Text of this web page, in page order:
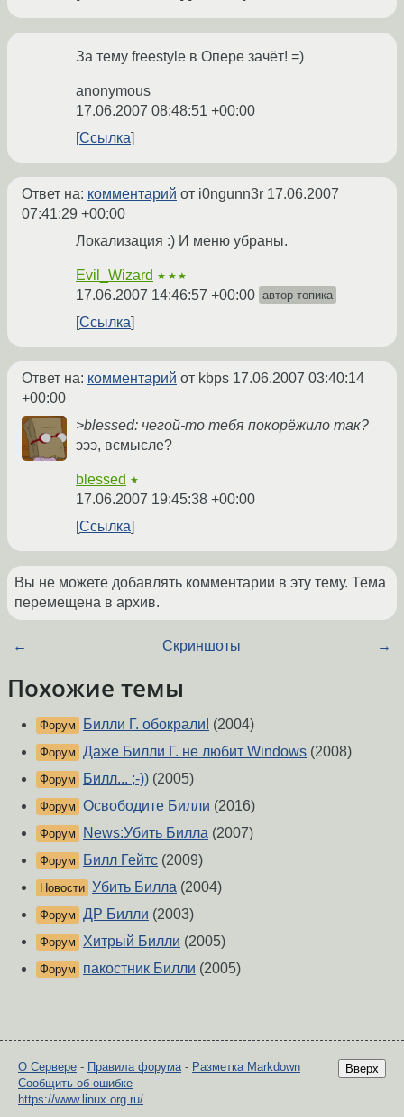
За тему freestyle в Опере зачёт! =)
anonymous
17.06.2007 08:48:51 +00:00
Ссылка
Ответ на: комментарий от i0ngunn3r 17.06.2007
07:41:29 +00:00
Локализация :) И меню убраны.
Evil_Wizard ★★★
17.06.2007 14:46:57 +00:00 автор топика
Ссылка
Ответ на: комментарий от kbps 17.06.2007 03:40:14
+00:00
>blessed: чегой-то тебя покорёжило так?
эээ, всмысле?
blessed ★
17.06.2007 19:45:38 +00:00
Ссылка
Вы не можете добавлять комментарии в эту тему. Тема
перемещена в архив.
← Скриншоты →
Похожие темы
Форум Билли Г. обокрали! (2004)
Форум Даже Билли Г. не любит Windows (2008)
Форум Билл... ;-)) (2005)
Форум Освободите Билли (2016)
Форум News:Убить Билла (2007)
Форум Билл Гейтс (2009)
Новости Убить Билла (2004)
Форум ДР Билли (2003)
Форум Хитрый Билли (2005)
Форум пакостник Билли (2005)
Вверх
О Сервере - Правила форума- Разметка Markdown
Сообщить об ошибке
https://www.linux.org.ru/